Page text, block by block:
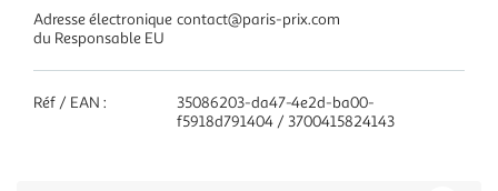
Adresse électronique
du Responsable EU
contact@paris-prix.com
Réf / EAN :
35086203-da47-4e2d-ba00-
f5918d791404 / 3700415824143